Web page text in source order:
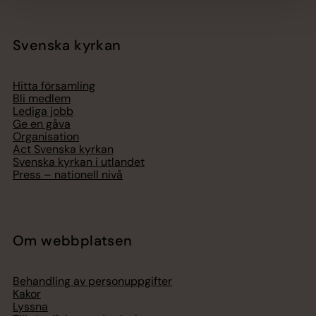
Svenska kyrkan
Hitta församling
Bli medlem
Lediga jobb
Ge en gåva
Organisation
Act Svenska kyrkan
Svenska kyrkan i utlandet
Press – nationell nivå
Om webbplatsen
Behandling av personuppgifter
Kakor
Lyssna